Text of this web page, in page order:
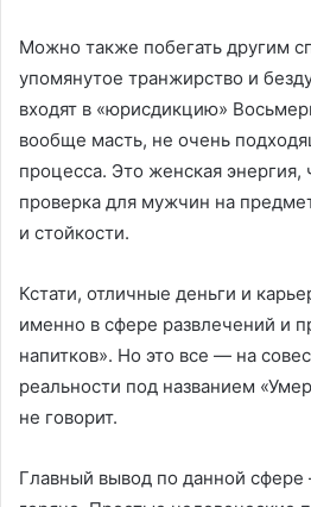
Можно также побегать другим
упомянутое транжирство и
входят в «юрисдикцию»
вообще масть, не очень
процесса. Это женская энергия,
проверка для мужчин на
и стойкости.
Кстати, отличные деньги и
именно в сфере развлечений и
напитков». Но это все — на
реальности под названием
не говорит.
Главный вывод по данной